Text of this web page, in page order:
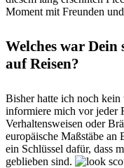
Moment mit Freunden
Welches war
auf Reisen?
Bisher hatte ich noch
informiere mich vor jeder
Verhaltensweisen oder
europäische Maßstäbe an
ein Schlüssel dafür, dass
geblieben sind.